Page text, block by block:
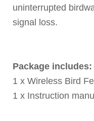
uninterrupted
signal loss.
Package includes:
1 x Wireless Bird
1 x Instruction